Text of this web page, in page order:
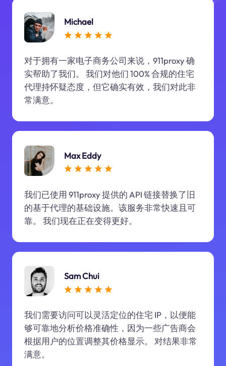
Michael
对于拥有一家电子商务公司来说，911proxy 确
实帮助了我们。 我们对他们 100% 合规的住宅
代理持怀疑态度，但它确实有效，我们对此非
常满意。
Max Eddy
我们已使用 911proxy 提供的 API 链接替换了旧
的基于代理的基础设施。该服务非常快速且可
靠。 我们现在正在变得更好。
Sam Chui
我们需要访问可以灵活定位的住宅 IP，以便能
够可靠地分析价格准确性，因为一些广告商会
根据用户的位置调整其价格显示。 对结果非常
满意。